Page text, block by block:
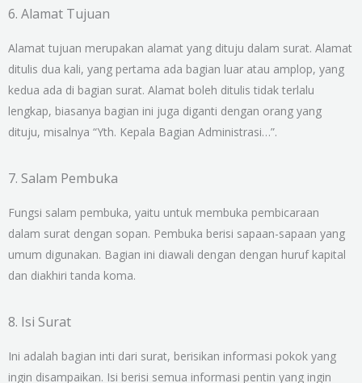
6. Alamat Tujuan
Alamat tujuan merupakan alamat yang dituju dalam surat. Alamat
ditulis dua kali, yang pertama ada bagian luar atau amplop, yang
kedua ada di bagian surat. Alamat boleh ditulis tidak terlalu
lengkap, biasanya bagian ini juga diganti dengan orang yang
dituju, misalnya “Yth. Kepala Bagian Administrasi…”.
7. Salam Pembuka
Fungsi salam pembuka, yaitu untuk membuka pembicaraan
dalam surat dengan sopan. Pembuka berisi sapaan-sapaan yang
umum digunakan. Bagian ini diawali dengan dengan huruf kapital
dan diakhiri tanda koma.
8. Isi Surat
Ini adalah bagian inti dari surat, berisikan informasi pokok yang
ingin disampaikan. Isi berisi semua informasi pentin yang ingin